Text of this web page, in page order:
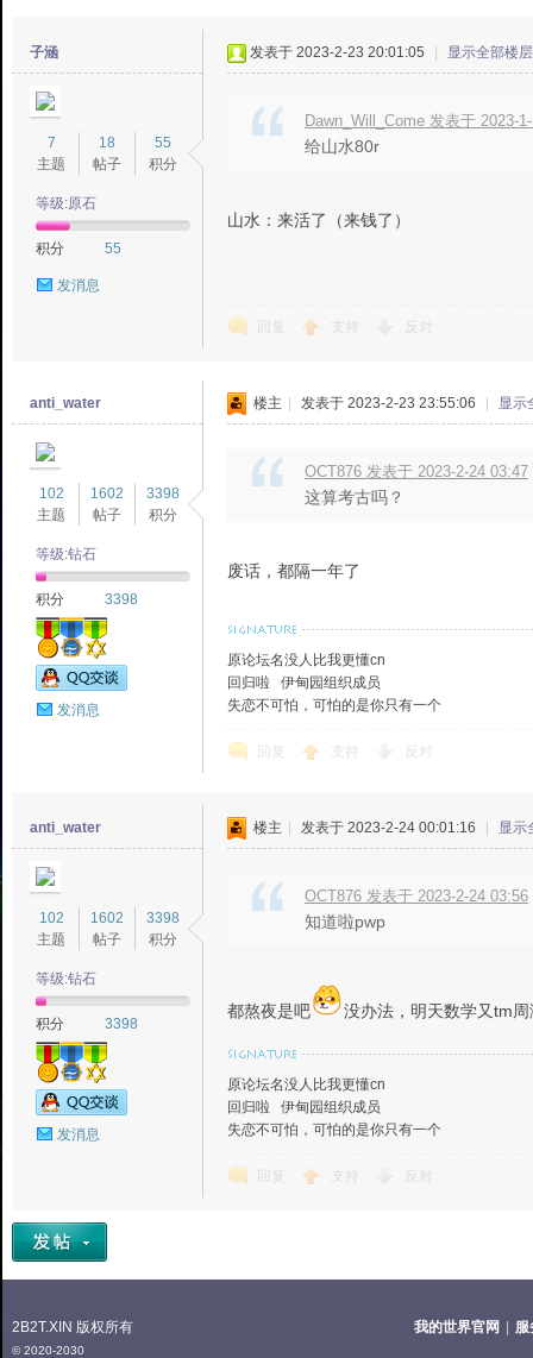
子涵
7
主题
18
帖子
55
积分
等级:原石
积分 55
发消息
发表于 2023-2-23 20:01:05 显示全部楼层
Dawn_Will_Come 发表于 2023-
给山水80r
山水：来活了（来钱了）
回复 支持 反对
anti_water
102
主题
1602
帖子
3398
积分
等级:钻石
积分 3398
发消息
楼主 发表于 2023-2-23 23:55:06 显示
OCT876 发表于 2023-2-24 03:47
这算考古吗？
废话，都隔一年了
原论坛名没人比我更懂cn
回归啦 伊甸园组织成员
失恋不可怕，可怕的是你只有一个
回复 支持 反对
anti_water
102
主题
1602
帖子
3398
积分
等级:钻石
积分 3398
发消息
楼主 发表于 2023-2-24 00:01:16 显示
OCT876 发表于 2023-2-24 03:56
知道啦pwp
都熬夜是吧 没办法，明天数学又tm周
原论坛名没人比我更懂cn
回归啦 伊甸园组织成员
失恋不可怕，可怕的是你只有一个
回复 支持 反对
我的世界官网 服
2B2T.XIN 版权所有
© 2020-2030